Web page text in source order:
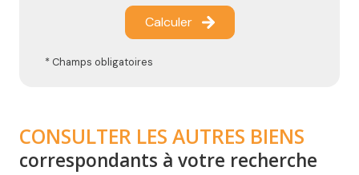
Calculer
* Champs obligatoires
CONSULTER LES AUTRES BIENS
correspondants à votre recherche